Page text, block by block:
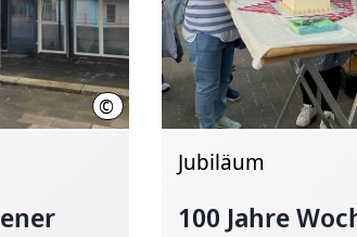
© LHH
Jubiläum
100 Jahre